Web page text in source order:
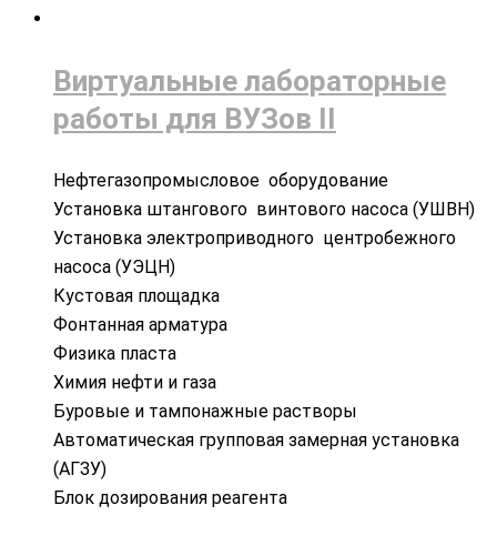
Виртуальные лабораторные
работы для ВУЗов II
Нефтегазопромысловое оборудование
Установка штангового винтового насоса (УШВН)
Установка электроприводного центробежного
насоса (УЭЦН)
Кустовая площадка
Фонтанная арматура
Физика пласта
Химия нефти и газа
Буровые и тампонажные растворы
Автоматическая групповая замерная установка
(АГЗУ)
Блок дозирования реагента